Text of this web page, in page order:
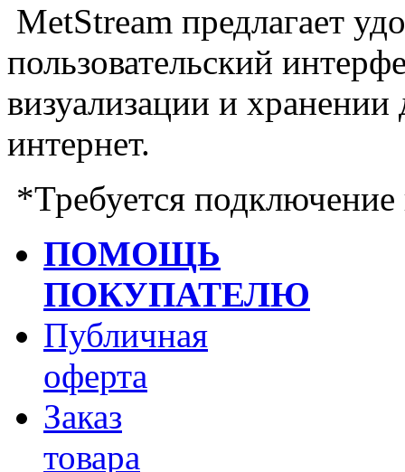
MetStream предлагает
пользовательский
визуализации и
интернет.
*Требуется подключение
ПОМОЩЬ
ПОКУПАТЕЛЮ
Публичная
оферта
Заказ
товара